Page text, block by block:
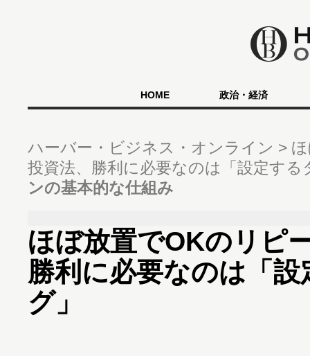
HOME 政治・経済
ハーバー・ビジネス・オンライン
投資法、勝利に必要なのは「設定す
ンの基本的な仕組み
ほぼ放置でOKのリピ
勝利に必要なのは「
グ」